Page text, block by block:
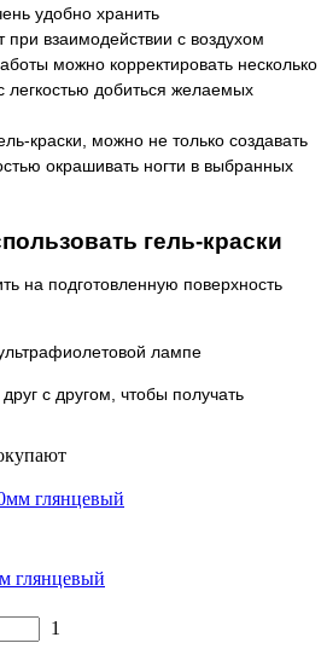
удобно хранить
при взаимодействии с воздухом
можно корректировать несколько
легкостью добиться желаемых
краски, можно не только создавать
окрашивать ногти в выбранных
гель-краски
на подготовленную поверхность
лампе
с другом, чтобы получать
глянцевый
1